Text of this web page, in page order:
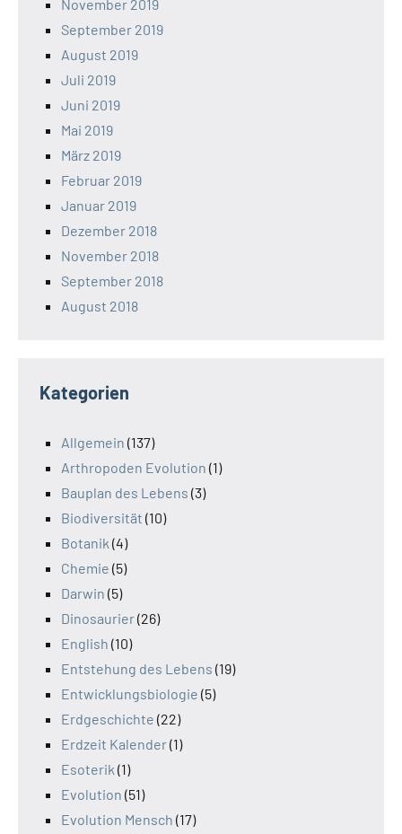
November 2019
September 2019
August 2019
Juli 2019
Juni 2019
Mai 2019
März 2019
Februar 2019
Januar 2019
Dezember 2018
November 2018
September 2018
August 2018
Kategorien
Allgemein (137)
Arthropoden Evolution (1)
Bauplan des Lebens (3)
Biodiversität (10)
Botanik (4)
Chemie (5)
Darwin (5)
Dinosaurier(26)
English (10)
Entstehung des Lebens (19)
Entwicklungsbiologie (5)
Erdgeschichte (22)
Erdzeit Kalender(1)
Esoterik (1)
Evolution (51)
Evolution Mensch (17)